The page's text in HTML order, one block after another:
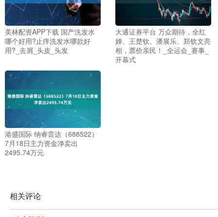
美林配资APP下载 国产洗发水
哪个好用?止痒洗发水哪款好
用?_去屑_头皮_头发
大通证券平台 万众期待，全红
婵、王楚钦、潘展乐、郑钦文亮
相，票价亲民！_全运会_赛事_
开幕式
港盛国际 纳睿雷达（688522）
7月18日主力资金净卖出
2495.74万元
相关评论